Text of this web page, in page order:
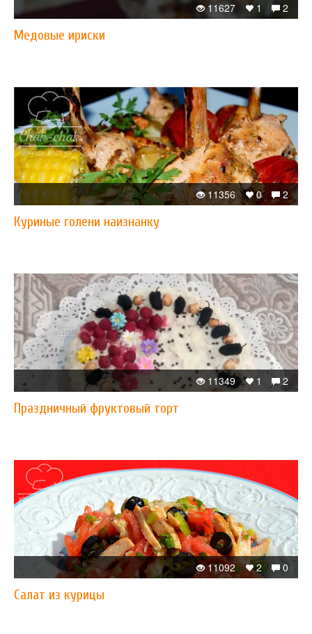
2
1
11627
Медовые ириски
2
0
11356
Куриные голени наизнанку
2
1
11349
Праздничный фруктовый торт
0
2
11092
Салат из курицы​